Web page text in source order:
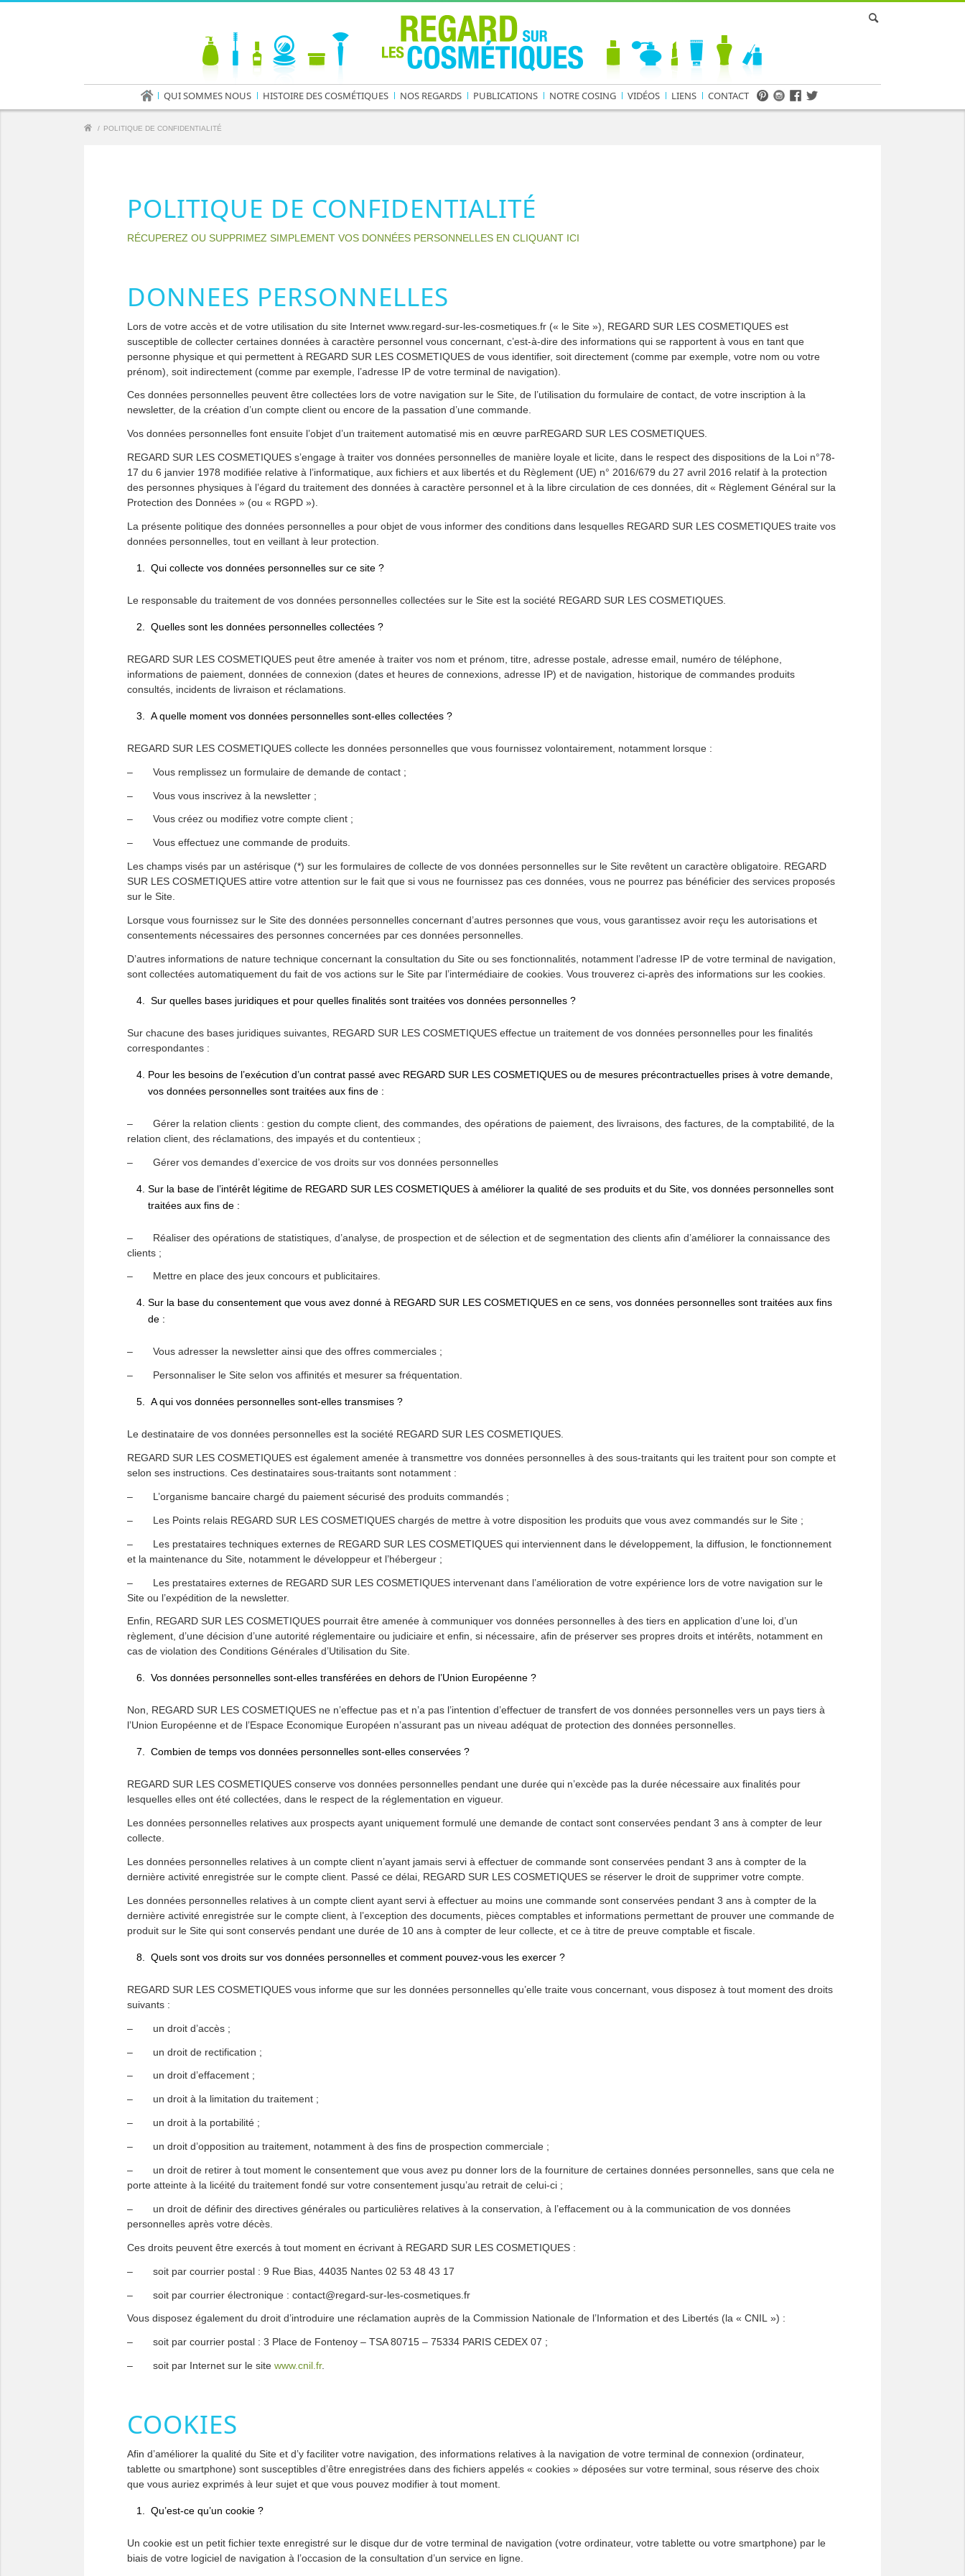
QUI SOMMES NOUS HISTOIRE DES COSMÉTIQUES NOS REGARDS PUBLICATIONS NOTRE COSING VIDÉOS LIENS CONTACT
/ POLITIQUE DE CONFIDENTIALITÉ
POLITIQUE DE CONFIDENTIALITÉ
RÉCUPEREZ OU SUPPRIMEZ SIMPLEMENT VOS DONNÉES PERSONNELLES EN CLIQUANT ICI
DONNEES PERSONNELLES
Lors de votre accès et de votre utilisation du site Internet www.regard-sur-les-cosmetiques.fr (« le Site »), REGARD SUR LES COSMETIQUES est
susceptible de collecter certaines données à caractère personnel vous concernant, c’est-à-dire des informations qui se rapportent à vous en tant que
personne physique et qui permettent à REGARD SUR LES COSMETIQUES de vous identifier, soit directement (comme par exemple, votre nom ou votre
prénom), soit indirectement (comme par exemple, l’adresse IP de votre terminal de navigation).
Ces données personnelles peuvent être collectées lors de votre navigation sur le Site, de l’utilisation du formulaire de contact, de votre inscription à la
newsletter, de la création d’un compte client ou encore de la passation d’une commande.
Vos données personnelles font ensuite l’objet d’un traitement automatisé mis en œuvre parREGARD SUR LES COSMETIQUES.
REGARD SUR LES COSMETIQUES s’engage à traiter vos données personnelles de manière loyale et licite, dans le respect des dispositions de la Loi n°78-
17 du 6 janvier 1978 modifiée relative à l’informatique, aux fichiers et aux libertés et du Règlement (UE) n° 2016/679 du 27 avril 2016 relatif à la protection
des personnes physiques à l’égard du traitement des données à caractère personnel et à la libre circulation de ces données, dit « Règlement Général sur la
Protection des Données » (ou « RGPD »).
La présente politique des données personnelles a pour objet de vous informer des conditions dans lesquelles REGARD SUR LES COSMETIQUES traite vos
données personnelles, tout en veillant à leur protection.
Qui collecte vos données personnelles sur ce site ?
Le responsable du traitement de vos données personnelles collectées sur le Site est la société REGARD SUR LES COSMETIQUES.
Quelles sont les données personnelles collectées ?
REGARD SUR LES COSMETIQUES peut être amenée à traiter vos nom et prénom, titre, adresse postale, adresse email, numéro de téléphone,
informations de paiement, données de connexion (dates et heures de connexions, adresse IP) et de navigation, historique de commandes produits
consultés, incidents de livraison et réclamations.
A quelle moment vos données personnelles sont-elles collectées ?
REGARD SUR LES COSMETIQUES collecte les données personnelles que vous fournissez volontairement, notamment lorsque :
– Vous remplissez un formulaire de demande de contact ;
– Vous vous inscrivez à la newsletter ;
– Vous créez ou modifiez votre compte client ;
– Vous effectuez une commande de produits.
Les champs visés par un astérisque (*) sur les formulaires de collecte de vos données personnelles sur le Site revêtent un caractère obligatoire. REGARD
SUR LES COSMETIQUES attire votre attention sur le fait que si vous ne fournissez pas ces données, vous ne pourrez pas bénéficier des services proposés
sur le Site.
Lorsque vous fournissez sur le Site des données personnelles concernant d’autres personnes que vous, vous garantissez avoir reçu les autorisations et
consentements nécessaires des personnes concernées par ces données personnelles.
D’autres informations de nature technique concernant la consultation du Site ou ses fonctionnalités, notamment l’adresse IP de votre terminal de navigation,
sont collectées automatiquement du fait de vos actions sur le Site par l’intermédiaire de cookies. Vous trouverez ci-après des informations sur les cookies.
Sur quelles bases juridiques et pour quelles finalités sont traitées vos données personnelles ?
Sur chacune des bases juridiques suivantes, REGARD SUR LES COSMETIQUES effectue un traitement de vos données personnelles pour les finalités
correspondantes :
Pour les besoins de l’exécution d’un contrat passé avec REGARD SUR LES COSMETIQUES ou de mesures précontractuelles prises à votre demande,
vos données personnelles sont traitées aux fins de :
– Gérer la relation clients : gestion du compte client, des commandes, des opérations de paiement, des livraisons, des factures, de la comptabilité, de la
relation client, des réclamations, des impayés et du contentieux ;
– Gérer vos demandes d’exercice de vos droits sur vos données personnelles
Sur la base de l’intérêt légitime de REGARD SUR LES COSMETIQUES à améliorer la qualité de ses produits et du Site, vos données personnelles sont
traitées aux fins de :
– Réaliser des opérations de statistiques, d’analyse, de prospection et de sélection et de segmentation des clients afin d’améliorer la connaissance des
clients ;
– Mettre en place des jeux concours et publicitaires.
Sur la base du consentement que vous avez donné à REGARD SUR LES COSMETIQUES en ce sens, vos données personnelles sont traitées aux fins
de :
– Vous adresser la newsletter ainsi que des offres commerciales ;
– Personnaliser le Site selon vos affinités et mesurer sa fréquentation.
A qui vos données personnelles sont-elles transmises ?
Le destinataire de vos données personnelles est la société REGARD SUR LES COSMETIQUES.
REGARD SUR LES COSMETIQUES est également amenée à transmettre vos données personnelles à des sous-traitants qui les traitent pour son compte et
selon ses instructions. Ces destinataires sous-traitants sont notamment :
– L’organisme bancaire chargé du paiement sécurisé des produits commandés ;
– Les Points relais REGARD SUR LES COSMETIQUES chargés de mettre à votre disposition les produits que vous avez commandés sur le Site ;
– Les prestataires techniques externes de REGARD SUR LES COSMETIQUES qui interviennent dans le développement, la diffusion, le fonctionnement
et la maintenance du Site, notamment le développeur et l’hébergeur ;
– Les prestataires externes de REGARD SUR LES COSMETIQUES intervenant dans l’amélioration de votre expérience lors de votre navigation sur le
Site ou l’expédition de la newsletter.
Enfin, REGARD SUR LES COSMETIQUES pourrait être amenée à communiquer vos données personnelles à des tiers en application d’une loi, d’un
règlement, d’une décision d’une autorité réglementaire ou judiciaire et enfin, si nécessaire, afin de préserver ses propres droits et intérêts, notamment en
cas de violation des Conditions Générales d’Utilisation du Site.
Vos données personnelles sont-elles transférées en dehors de l’Union Européenne ?
Non, REGARD SUR LES COSMETIQUES ne n’effectue pas et n’a pas l’intention d’effectuer de transfert de vos données personnelles vers un pays tiers à
l’Union Européenne et de l’Espace Economique Européen n’assurant pas un niveau adéquat de protection des données personnelles.
Combien de temps vos données personnelles sont-elles conservées ?
REGARD SUR LES COSMETIQUES conserve vos données personnelles pendant une durée qui n’excède pas la durée nécessaire aux finalités pour
lesquelles elles ont été collectées, dans le respect de la réglementation en vigueur.
Les données personnelles relatives aux prospects ayant uniquement formulé une demande de contact sont conservées pendant 3 ans à compter de leur
collecte.
Les données personnelles relatives à un compte client n’ayant jamais servi à effectuer de commande sont conservées pendant 3 ans à compter de la
dernière activité enregistrée sur le compte client. Passé ce délai, REGARD SUR LES COSMETIQUES se réserver le droit de supprimer votre compte.
Les données personnelles relatives à un compte client ayant servi à effectuer au moins une commande sont conservées pendant 3 ans à compter de la
dernière activité enregistrée sur le compte client, à l’exception des documents, pièces comptables et informations permettant de prouver une commande de
produit sur le Site qui sont conservés pendant une durée de 10 ans à compter de leur collecte, et ce à titre de preuve comptable et fiscale.
Quels sont vos droits sur vos données personnelles et comment pouvez-vous les exercer ?
REGARD SUR LES COSMETIQUES vous informe que sur les données personnelles qu’elle traite vous concernant, vous disposez à tout moment des droits
suivants :
– un droit d’accès ;
– un droit de rectification ;
– un droit d’effacement ;
– un droit à la limitation du traitement ;
– un droit à la portabilité ;
– un droit d’opposition au traitement, notamment à des fins de prospection commerciale ;
– un droit de retirer à tout moment le consentement que vous avez pu donner lors de la fourniture de certaines données personnelles, sans que cela ne
porte atteinte à la licéité du traitement fondé sur votre consentement jusqu’au retrait de celui-ci ;
– un droit de définir des directives générales ou particulières relatives à la conservation, à l’effacement ou à la communication de vos données
personnelles après votre décès.
Ces droits peuvent être exercés à tout moment en écrivant à REGARD SUR LES COSMETIQUES :
– soit par courrier postal : 9 Rue Bias, 44035 Nantes 02 53 48 43 17
– soit par courrier électronique : contact@regard-sur-les-cosmetiques.fr
Vous disposez également du droit d’introduire une réclamation auprès de la Commission Nationale de l’Information et des Libertés (la « CNIL ») :
– soit par courrier postal : 3 Place de Fontenoy – TSA 80715 – 75334 PARIS CEDEX 07 ;
– soit par Internet sur le site www.cnil.fr.
COOKIES
Afin d’améliorer la qualité du Site et d’y faciliter votre navigation, des informations relatives à la navigation de votre terminal de connexion (ordinateur,
tablette ou smartphone) sont susceptibles d’être enregistrées dans des fichiers appelés « cookies » déposées sur votre terminal, sous réserve des choix
que vous auriez exprimés à leur sujet et que vous pouvez modifier à tout moment.
Qu’est-ce qu’un cookie ?
Un cookie est un petit fichier texte enregistré sur le disque dur de votre terminal de navigation (votre ordinateur, votre tablette ou votre smartphone) par le
biais de votre logiciel de navigation à l’occasion de la consultation d’un service en ligne.